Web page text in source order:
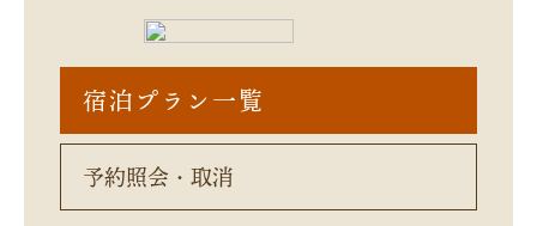
宿泊プラン一覧
予約照会・取消